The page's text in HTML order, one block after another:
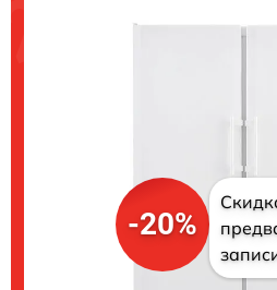
-20%